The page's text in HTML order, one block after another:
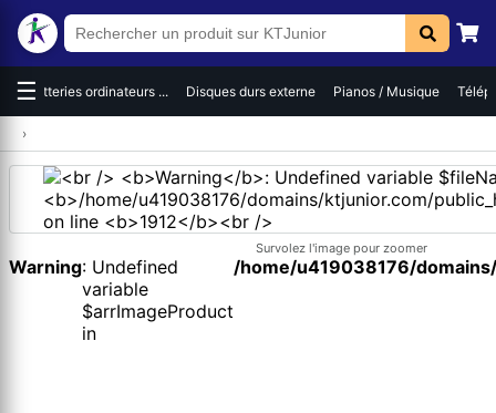
☰Batteries ordinateurs ... Disques durs externe Pianos / Musique
›
Warning: Undefined
variable
$arrImageProduct
in
/home/u419038176/
Survolez l'image pour zoomer